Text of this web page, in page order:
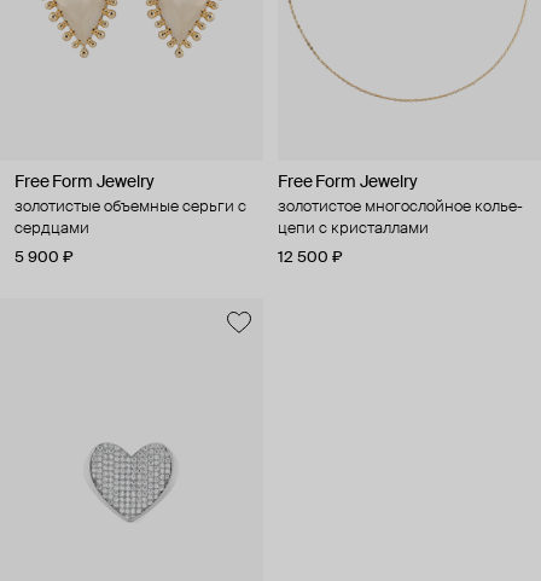
Free Form Jewelry
золотистые объемные серьги с
сердцами
5 900 ₽
Free Form Jewelry
золотистое многослойное колье-
цепи с кристаллами
12 500 ₽